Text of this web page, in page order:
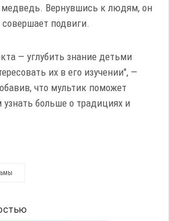
медведь. Вернувшись к людям, он
подвиги.
— углубить знание детьми
их в его изучении", —
что мультик поможет
больше о традициях и